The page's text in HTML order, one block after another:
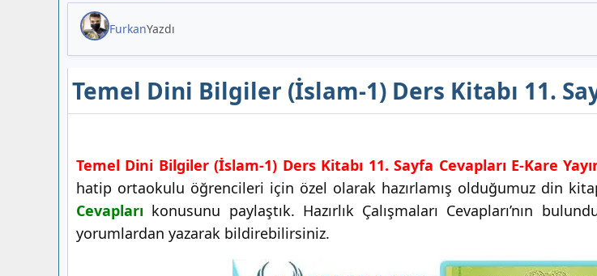
FurkanYazdı
Temel Dini Bilgiler (İslam-1) Ders Kitabı 11.
Temel Dini Bilgiler (İslam-1) Ders Kitabı 11. Sayfa Cevapları E-Kare
hatip ortaokulu öğrencileri için özel olarak hazırlamış olduğumuz din
Cevapları konusunu paylaştık. Hazırlık Çalışmaları Cevapları’nın
yorumlardan yazarak bildirebilirsiniz.